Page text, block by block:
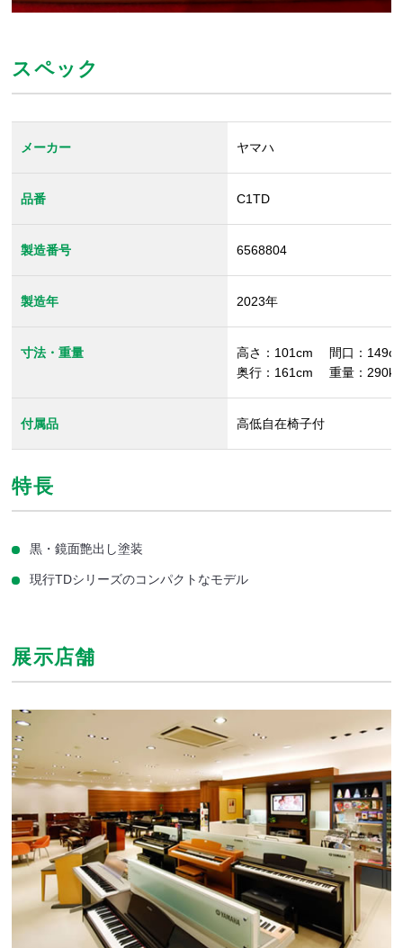
スペック
メーカー ヤマハ
品番 C1TD
製造番号 6568804
製造年 2023年
寸法・重量
高さ：101cm 間口：
奥行：161cm 重量：290kg
付属品 高低自在椅子付
特長
黒・鏡面艶出し塗装
現行TDシリーズのコンパクトなモデル
展示店舗